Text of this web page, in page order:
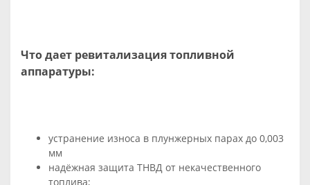
Что дает ревитализация топливной
аппаратуры:
устранение износа в плунжерных парах до 0,003
мм
надёжная защита ТНВД от некачественного
топлива;